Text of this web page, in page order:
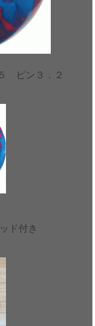
ピン３．２
ド付き